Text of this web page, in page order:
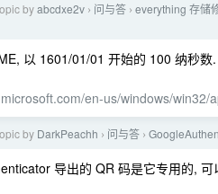
byabcdxe2v › 问与答 › everything 存储
以 1601/01/01 开始的 100 纳秒数.
en-us/windows/win32/
by DarkPeachh › 问与答 ›
导出的 QR 码是它专用的,